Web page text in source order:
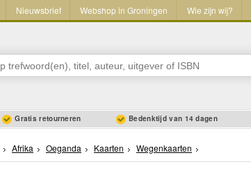
Nieuwsbrief Webshop in Groningen Wie zijn wij?
Gratis retourneren Bedenktijd van 14 dagen
Afrika Oeganda Kaarten Wegenkaarten